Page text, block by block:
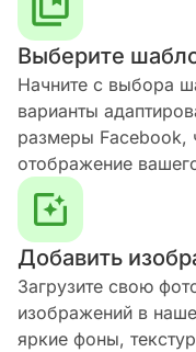
Выберите
Начните с выбора
варианты
размеры Facebook,
отображение
Добавить
Загрузите свою
изображений в
яркие фоны,